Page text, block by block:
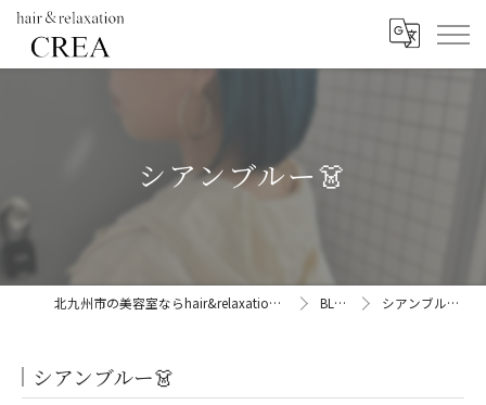
シアンブルー👗
北九州市の美容室ならhair&relaxation CREA BLOG シアンブルー👗
シアンブルー👗